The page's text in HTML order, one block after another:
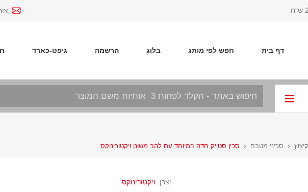
דף בית חפש לפי מותג בלוג הרשמה גיפט-כארד
סכיני מטבח סכין סטייק חדה במיוחד עם להב משונן ויקטורינוקס
יצרן: ויקטורינוקס